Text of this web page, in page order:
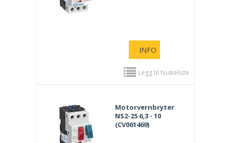
INFO
Legg til huskeliste
Motorvernbryter
NS2-25 6,3 - 10
(CV061469)